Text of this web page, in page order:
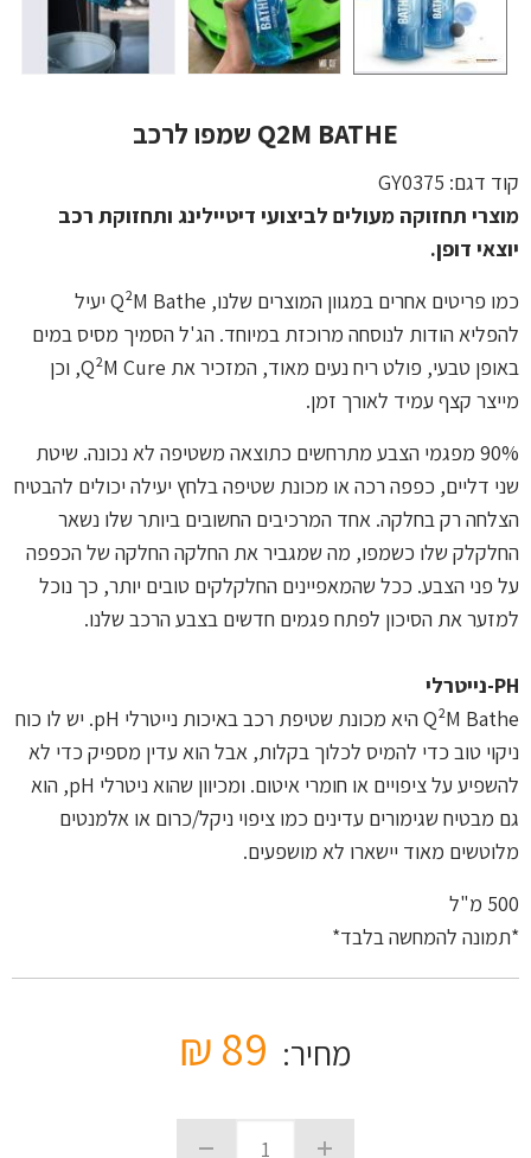
Q2M BATHE שמפו לרכב
קוד דגם: GY0375
מוצרי תחזוקה מעולים לביצועי דיטיילינג ותחזוקת רכב
יוצאי דופן.
כמו פריטים אחרים במגוון המוצרים שלנו,
יעיל
להפליא הודות לנוסחה מרוכזת במיוחד. הג'ל הסמיך מסיס במים
באופן טבעי, פולט ריח נעים מאוד, המזכיר את
, וכן
מייצר קצף עמיד לאורך זמן.
90% מפגמי הצבע מתרחשים כתוצאה משטיפה לא נכונה. שיטת
שני דליים, כפפה רכה או מכונת שטיפה בלחץ יעילה יכולים להבטיח
הצלחה רק בחלקה. אחד המרכיבים החשובים ביותר שלו נשאר
החלקלק שלו כשמפו, מה שמגביר את החלקה החלקה של הכפפה
על פני הצבע. ככל שהמאפיינים החלקלקים טובים יותר, כך נוכל
למזער את הסיכון לפתח פגמים חדשים בצבע הרכב שלנו.
PH- נייטרלי
Q²M Bathe היא מכונת שטיפת רכב באיכות נייטרלי pH. יש לו כוח
ניקוי טוב כדי להמיס לכלוך בקלות, אבל הוא עדין מספיק כדי לא
להשפיע על ציפויים או חומרי איטום. ומכיוון שהוא ניטרלי pH, הוא
גם מבטיח שגימורים עדינים כמו ציפוי ניקל/כרום או אלמנטים
מלוטשים מאוד יישארו לא מושפעים.
500 מ"ל
*תמונה להמחשה בלבד*
מחיר: 89
₪